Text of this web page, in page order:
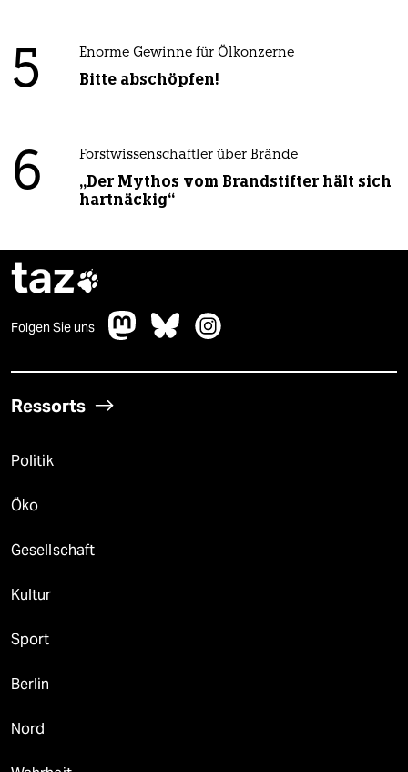
5 Enorme Gewinne für Ölkonzerne
Bitte abschöpfen!
6 Forstwissenschaftler über Brände
„Der Mythos vom Brandstifter hält sich
hartnäckig“
taz
Folgen Sie uns
Ressorts
Politik
Öko
Gesellschaft
Kultur
Sport
Berlin
Nord